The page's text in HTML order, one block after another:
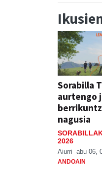
Sorabilla
aurtengo
nagusia
2026
Aiurri abu 06,
ANDOAIN